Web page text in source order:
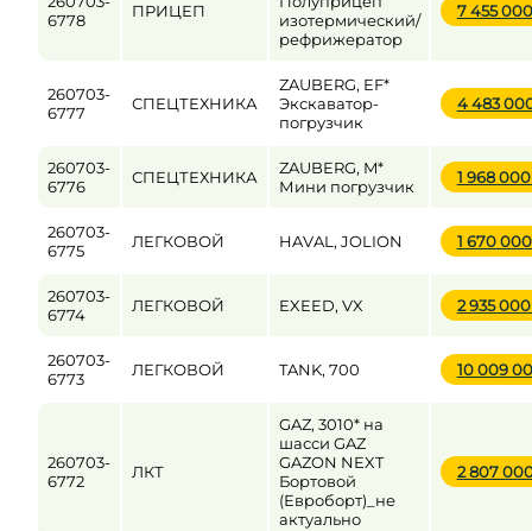
6778
ПРИЦЕП
изотермический/
рефрижератор
7 455
260703-
6777
СПЕЦТЕХНИКА
ZAUBERG, EF*
Экскаватор-
погрузчик
4 483
260703-
6776
СПЕЦТЕХНИКА
ZAUBERG, M*
Мини погрузчик
1 968
260703-
6775
ЛЕГКОВОЙ HAVAL, JOLION 1 670
260703-
6774
ЛЕГКОВОЙ EXEED, VX 2 935
260703-
6773
ЛЕГКОВОЙ TANK, 700 10 009
260703-
6772
ЛКТ
GAZ, 3010* на
шасси GAZ
GAZON NEXT
Бортовой
(Евроборт)_не
актуально
2 807